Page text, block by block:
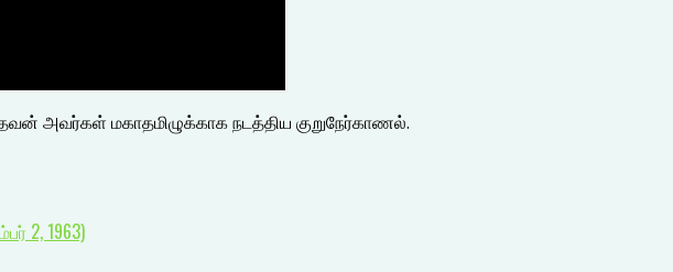
அவர்கள் மகாதமிழுக்காக நடத்திய குறுநேர்காணல்.
2, 1963)